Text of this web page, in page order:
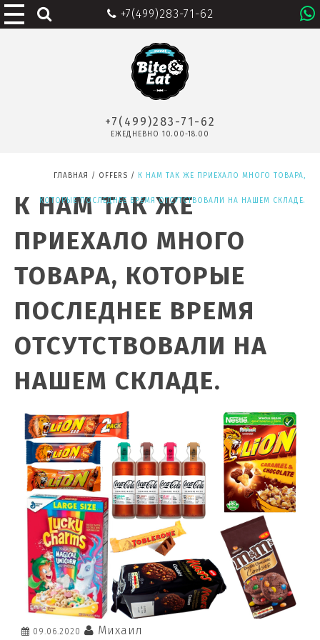
+7(499)283-71-62
ЕЖЕДНЕВНО 10.00-18.00
ГЛАВНАЯ / OFFERS / К НАМ ТАК ЖЕ ПРИЕХАЛО МНОГО ТОВАРА,
КОТОРЫЕ ПОСЛЕДНЕЕ ВРЕМЯ ОТСУТСТВОВАЛИ НА НАШЕМ СКЛАДЕ.
К НАМ ТАК ЖЕ
ПРИЕХАЛО МНОГО
ТОВАРА, КОТОРЫЕ
ПОСЛЕДНЕЕ ВРЕМЯ
ОТСУТСТВОВАЛИ НА
НАШЕМ СКЛАДЕ.
09.06.2020 Михаил
+7(499)283-71-62